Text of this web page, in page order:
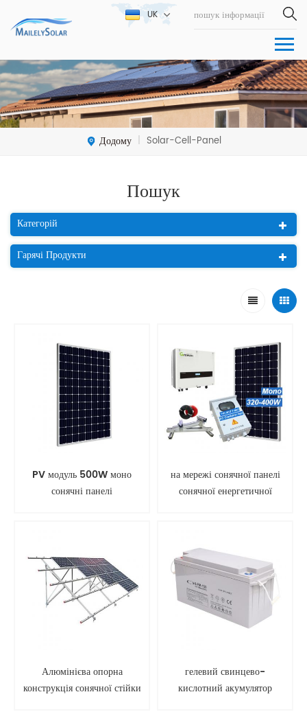
UK
Додому | Solar-Cell-Panel
Пошук
Категорій
Гарячі Продукти
PV модуль 500W моно
сонячні панелі
на мережі сонячної панелі
сонячної енергетичної
Алюмінієва опорна
конструкція сонячної стійки
гелевий свинцево-
кислотний акумулятор